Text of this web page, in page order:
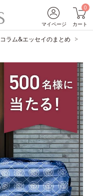
マイページ
0
カート
コラム&エッセイのまとめ